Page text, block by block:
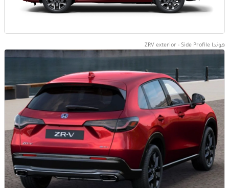
هوندا ZRV exterior - Side Profile